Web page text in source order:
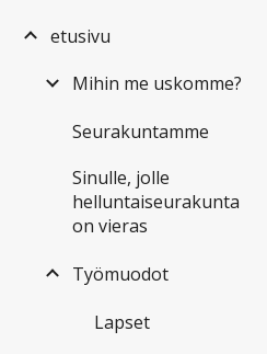
etusivu
Mihin me uskomme?
Seurakuntamme
Sinulle, jolle
helluntaiseurakunta
on vieras
Työmuodot
Lapset